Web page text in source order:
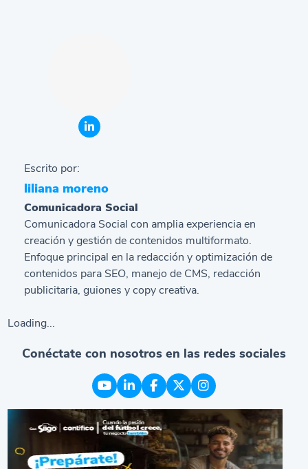
Escrito por:
liliana moreno
Comunicadora Social
Comunicadora Social con amplia experiencia en
creación y gestión de contenidos multiformato.
Enfoque principal en la redacción y optimización de
contenidos para SEO, manejo de CMS, redacción
publicitaria, guiones y copy creativa.
Loading...
Conéctate con nosotros en las redes sociales